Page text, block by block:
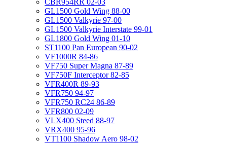
GL1500 Gold Wing 88-00
GL1500 Valkyrie 97-00
GL1500 Valkyrie Interstate 99-01
GL1800 Gold Wing 01-10
ST1100 Pan European 90-02
VF1000R 84-86
VF750 Super Magna 87-89
VF750F Interceptor 82-85
VFR400R 89-93
VFR750 94-97
VFR750 RC24 86-89
VFR800 02-09
VLX400 Steed 88-97
VRX400 95-96
VT1100 Shadow Aero 98-02